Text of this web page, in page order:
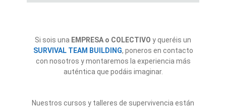
Si sois una EMPRESA o COLECTIVO y queréis un
SURVIVAL TEAM BUILDING, poneros en contacto
con nosotros y montaremos la experiencia más
auténtica que podáis imaginar.
Nuestros cursos y talleres de supervivencia están